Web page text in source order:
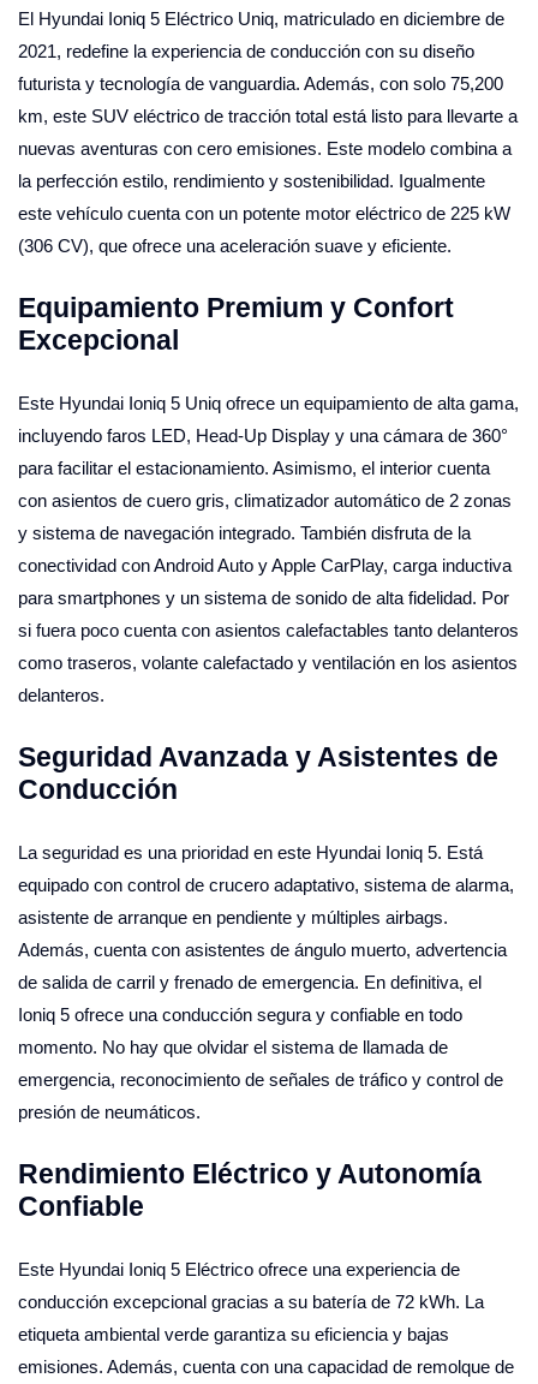
El Hyundai Ioniq 5 Eléctrico Uniq, matriculado en diciembre de
2021, redefine la experiencia de conducción con su diseño
futurista y tecnología de vanguardia. Además, con solo 75,200
km, este SUV eléctrico de tracción total está listo para llevarte a
nuevas aventuras con cero emisiones. Este modelo combina a
la perfección estilo, rendimiento y sostenibilidad. Igualmente
este vehículo cuenta con un potente motor eléctrico de 225 kW
(306 CV), que ofrece una aceleración suave y eficiente.
Equipamiento Premium y Confort
Excepcional
Este Hyundai Ioniq 5 Uniq ofrece un equipamiento de alta gama,
incluyendo faros LED, Head-Up Display y una cámara de 360°
para facilitar el estacionamiento. Asimismo, el interior cuenta
con asientos de cuero gris, climatizador automático de 2 zonas
y sistema de navegación integrado. También disfruta de la
conectividad con Android Auto y Apple CarPlay, carga inductiva
para smartphones y un sistema de sonido de alta fidelidad. Por
si fuera poco cuenta con asientos calefactables tanto delanteros
como traseros, volante calefactado y ventilación en los asientos
delanteros.
Seguridad Avanzada y Asistentes de
Conducción
La seguridad es una prioridad en este Hyundai Ioniq 5. Está
equipado con control de crucero adaptativo, sistema de alarma,
asistente de arranque en pendiente y múltiples airbags.
Además, cuenta con asistentes de ángulo muerto, advertencia
de salida de carril y frenado de emergencia. En definitiva, el
Ioniq 5 ofrece una conducción segura y confiable en todo
momento. No hay que olvidar el sistema de llamada de
emergencia, reconocimiento de señales de tráfico y control de
presión de neumáticos.
Rendimiento Eléctrico y Autonomía
Confiable
Este Hyundai Ioniq 5 Eléctrico ofrece una experiencia de
conducción excepcional gracias a su batería de 72 kWh. La
etiqueta ambiental verde garantiza su eficiencia y bajas
emisiones. Además, cuenta con una capacidad de remolque de